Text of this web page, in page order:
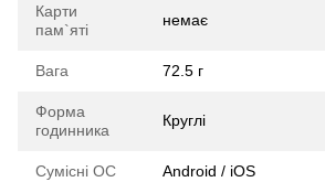
Карти
пам`яті
немає
Вага 72.5 г
Форма
годинника
Круглі
Сумісні ОС Android / iOS